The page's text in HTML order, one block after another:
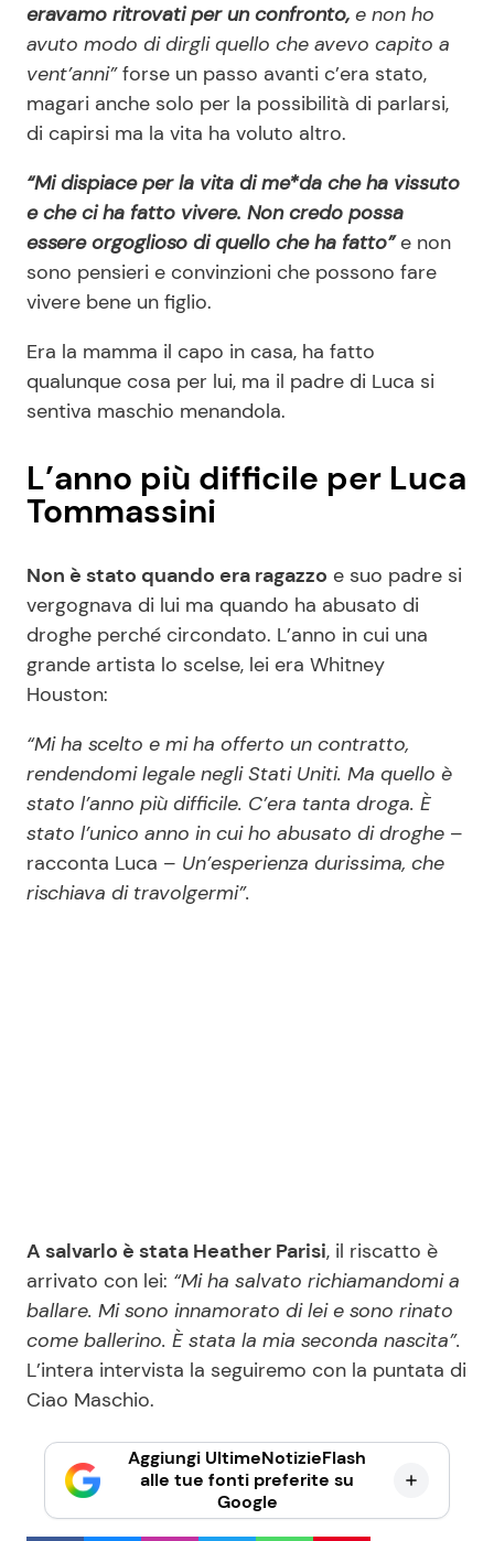
eravamo ritrovati per un confronto, e non ho
avuto modo di dirgli quello che avevo capito a
vent’anni”forse un passo avanti c’era stato,
magari anche solo per la possibilità di parlarsi,
di capirsi ma la vita ha voluto altro.
“Mi dispiace per la vita di me*da che ha vissuto
e che ci ha fatto vivere. Non credo possa
essere orgoglioso di quello che ha fatto”e non
sono pensieri e convinzioni che possono fare
vivere bene un figlio.
Era la mamma il capo in casa, ha fatto
qualunque cosa per lui, ma il padre di Luca si
sentiva maschio menandola.
L’anno più difficile per Luca
Tommassini
Non è stato quando era ragazzo e suo padre si
vergognava di lui ma quando ha abusato di
droghe perché circondato. L’anno in cui una
grande artista lo scelse, lei era Whitney
Houston:
“Mi ha scelto e mi ha offerto un contratto,
rendendomi legale negli Stati Uniti. Ma quello è
stato l’anno più difficile. C’era tanta droga. È
stato l’unico anno in cui ho abusato di droghe –
racconta Luca – Un’esperienza durissima, che
rischiava di travolgermi”.
A salvarlo è stata Heather Parisi, il riscatto è
arrivato con lei: “Mi ha salvato richiamandomi a
ballare. Mi sono innamorato di lei e sono rinato
come ballerino. È stata la mia seconda nascita”.
L’intera intervista la seguiremo con la puntata di
Ciao Maschio.
Aggiungi UltimeNotizieFlash
alle tue fonti preferite su
Google